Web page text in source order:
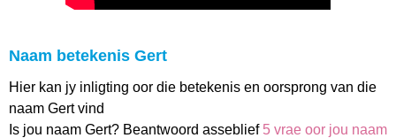
Naam betekenis Gert
Hier kan jy inligting oor die betekenis en oorsprong van die
naam Gert vind
Is jou naam Gert? Beantwoord asseblief 5 vrae oor jou naam